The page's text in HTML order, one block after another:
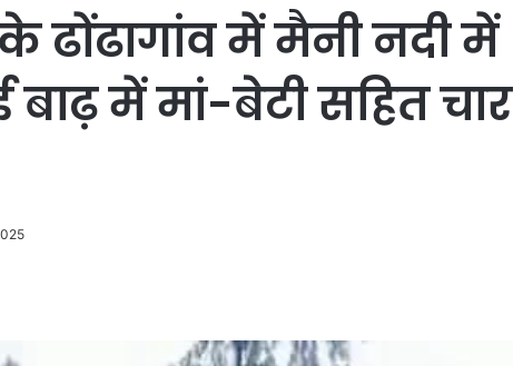
ढोंढागांव में मैनी नदी में
में मां-बेटी सहित चार